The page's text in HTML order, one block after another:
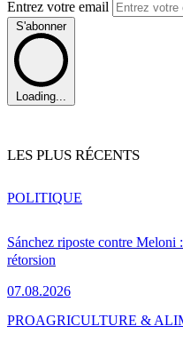
Entrez votre email
S'abonner
Loading...
LES PLUS RÉCENTS
Sánchez riposte contre Meloni
rétorsion
07.08.2026
POLITIQUE
PROAGRICULTURE &